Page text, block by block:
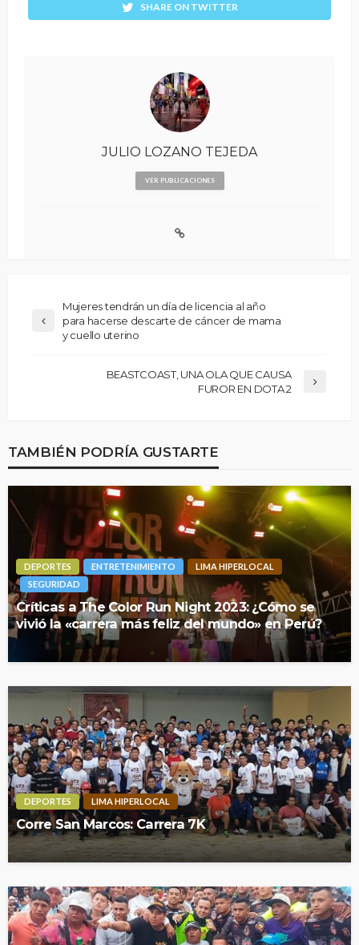
SHARE ON TWITTER
JULIO LOZANO TEJEDA
VER PUBLICACIONES
Mujeres tendrán un día de licencia al año
para hacerse descarte de cáncer de mama
y cuello uterino
BEASTCOAST, UNA OLA QUE CAUSA
FUROR EN DOTA 2
TAMBIÉN PODRÍA GUSTARTE
DEPORTES ENTRETENIMIENTO
LIMA HIPERLOCAL
SEGURIDAD
Críticas a The Color Run Night 2023: ¿Cómo se
vivió la «carrera más feliz del mundo» en Perú?
DEPORTES LIMA HIPERLOCAL
Corre San Marcos: Carrera 7K